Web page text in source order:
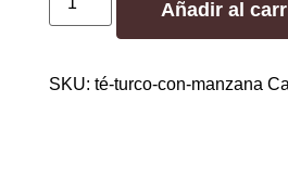
Añadir al
SKU: té-turco-con-manzana